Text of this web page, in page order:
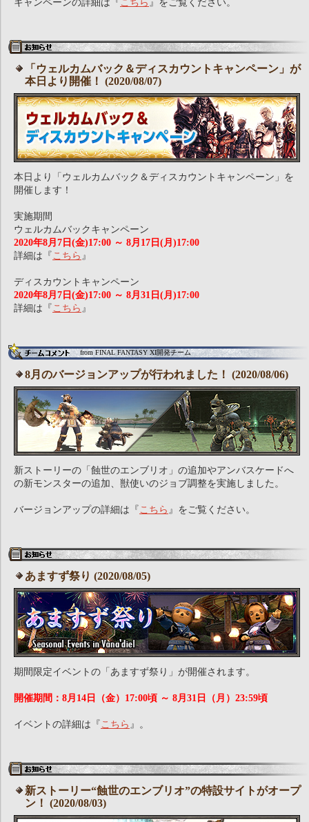
キャンペーンの詳細は『 こちら 』をご覧ください。
「ウェルカムバック＆ディスカウントキャンペーン」が
本日より開催！ (2020/08/07)
本日より「ウェルカムバック＆ディスカウントキャンペーン」を
開催します！
実施期間
ウェルカムバックキャンペーン
2020年8月7日(金)17:00 ～ 8月17日(月)17:00
詳細は『 こちら 』
ディスカウントキャンペーン
2020年8月7日(金)17:00 ～ 8月31日(月)17:00
詳細は『 こちら 』
from FINAL FANTASY XI開発チーム
8月のバージョンアップが行われました！ (2020/08/06)
新ストーリーの「蝕世のエンブリオ」の追加やアンバスケードへ
の新モンスターの追加、獣使いのジョブ調整を実施しました。
バージョンアップの詳細は『 こちら 』をご覧ください。
あますず祭り (2020/08/05)
期間限定イベントの「あますず祭り」が開催されます。
開催期間：8月14日（金）17:00頃 ～ 8月31日（月）23:59頃
イベントの詳細は『 こちら 』。
新ストーリー“蝕世のエンブリオ”の特設サイトがオープ
ン！ (2020/08/03)